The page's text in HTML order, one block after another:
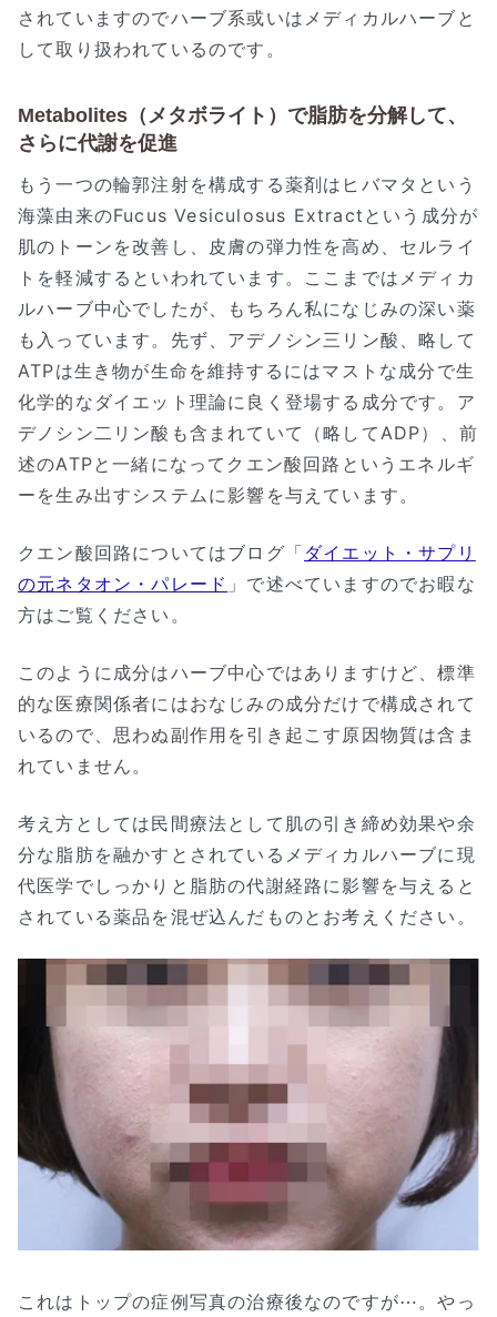
されていますのでハーブ系或いはメディカルハーブと
して取り扱われているのです。
Metabolites（メタボライト）で脂肪を分解して、
さらに代謝を促進
もう一つの輪郭注射を構成する薬剤はヒバマタという
海藻由来のFucus Vesiculosus Extractという成分が
肌のトーンを改善し、皮膚の弾力性を高め、セルライ
トを軽減するといわれています。ここまではメディカ
ルハーブ中心でしたが、もちろん私になじみの深い薬
も入っています。先ず、アデノシン三リン酸、略して
ATPは生き物が生命を維持するにはマストな成分で生
化学的なダイエット理論に良く登場する成分です。ア
デノシン二リン酸も含まれていて（略してADP）、前
述のATPと一緒になってクエン酸回路というエネルギ
ーを生み出すシステムに影響を与えています。
クエン酸回路についてはブログ「 ダイエット・サプリ
の元ネタオン・パレード 」で述べていますのでお暇な
方はご覧ください。
このように成分はハーブ中心ではありますけど、標準
的な医療関係者にはおなじみの成分だけで構成されて
いるので、思わぬ副作用を引き起こす原因物質は含ま
れていません。
考え方としては民間療法として肌の引き締め効果や余
分な脂肪を融かすとされているメディカルハーブに現
代医学でしっかりと脂肪の代謝経路に影響を与えると
されている薬品を混ぜ込んだものとお考えください。
これはトップの症例写真の治療後なのですが⋯。やっ